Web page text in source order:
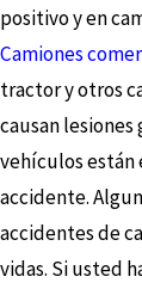
positivo y en
Camiones
tractor y otros
causan lesiones
vehículos están
accidente.
accidentes de
vidas. Si usted